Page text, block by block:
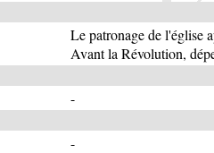
Le patronage de l'église
Avant la Révolution,
-
-